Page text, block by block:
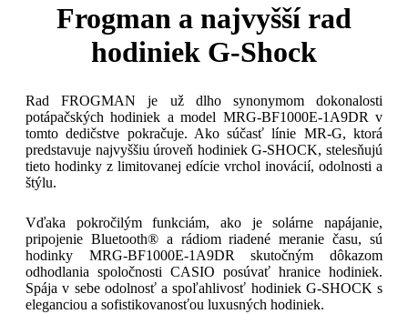
Frogman a najvyšší rad
hodiniek G-Shock
Rad FROGMAN je už dlho synonymom dokonalosti
potápačských hodiniek a model MRG-BF1000E-1A9DR v
tomto dedičstve pokračuje. Ako súčasť línie MR-G, ktorá
predstavuje najvyššiu úroveň hodiniek G-SHOCK, stelesňujú
tieto hodinky z limitovanej edície vrchol inovácií, odolnosti a
štýlu.
Vďaka pokročilým funkciám, ako je solárne napájanie,
pripojenie Bluetooth® a rádiom riadené meranie času, sú
hodinky MRG-BF1000E-1A9DR skutočným dôkazom
odhodlania spoločnosti CASIO posúvať hranice hodiniek.
Spája v sebe odolnosť a spoľahlivosť hodiniek G-SHOCK s
eleganciou a sofistikovanosťou luxusných hodiniek.